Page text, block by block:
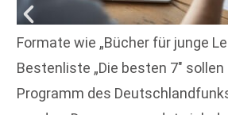
Formate wie „Bücher für junge
Bestenliste „Die besten 7″
Programm des